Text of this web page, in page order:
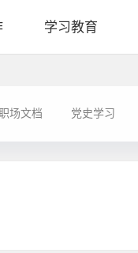
学习教育
场文档 党史学习